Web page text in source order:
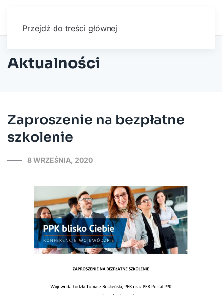
Przejdź do treści głównej
Aktualności
Zaproszenie na bezpłatne
szkolenie
8 WRZEŚNIA, 2020